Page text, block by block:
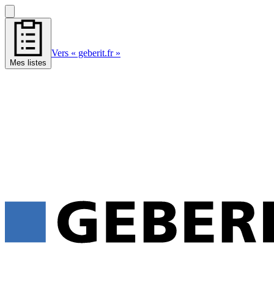
Mes listes
Vers « geberit.fr »